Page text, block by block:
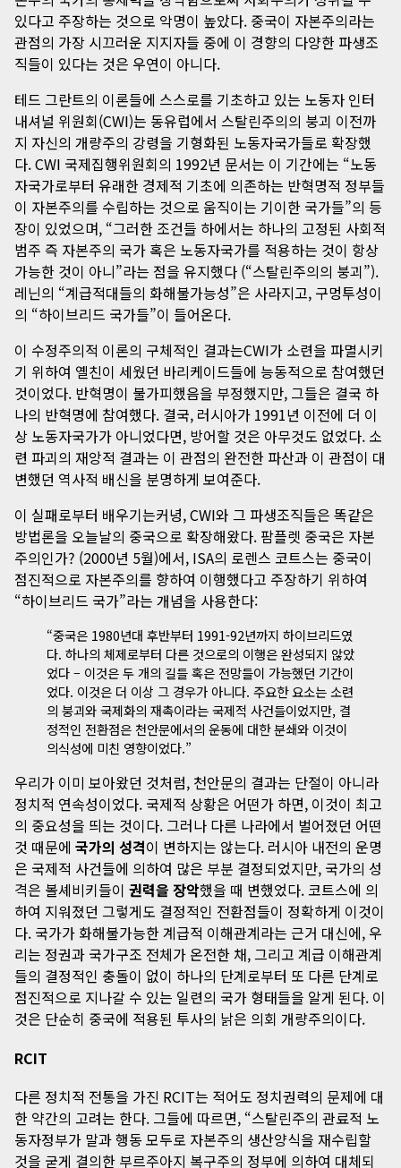
있다고 주장하는 것으로 악명이 높았다. 중국이 자본주의라는
관점의 가장 시끄러운 지지자들 중에 이 경향의 다양한 파생조
직들이 있다는 것은 우연이 아니다.
테드 그란트의 이론들에 스스로를 기초하고 있는 노동자 인터
내셔널 위원회(CWI)는 동유럽에서 스탈린주의의 붕괴 이전까
지 자신의 개량주의 강령을 기형화된 노동자국가들로 확장했
다. CWI 국제집행위원회의 1992년 문서는 이 기간에는 “노동
자국가로부터 유래한 경제적 기초에 의존하는 반혁명적 정부들
이 자본주의를 수립하는 것으로 움직이는 기이한 국가들”의 등
장이 있었으며, “그러한 조건들 하에서는 하나의 고정된 사회적
범주 즉 자본주의 국가 혹은 노동자국가를 적용하는 것이 항상
가능한 것이 아니”라는 점을 유지했다 (“스탈린주의의 붕괴”).
레닌의 “계급적대들의 화해불가능성”은 사라지고, 구멍투성이
의 “하이브리드 국가들”이 들어온다.
이 수정주의적 이론의 구체적인 결과는CWI가 소련을 파멸시키
기 위하여 옐친이 세웠던 바리케이드들에 능동적으로 참여했던
것이었다. 반혁명이 불가피했음을 부정했지만, 그들은 결국 하
나의 반혁명에 참여했다. 결국, 러시아가 1991년 이전에 더 이
상 노동자국가가 아니었다면, 방어할 것은 아무것도 없었다. 소
련 파괴의 재앙적 결과는 이 관점의 완전한 파산과 이 관점이 대
변했던 역사적 배신을 분명하게 보여준다.
이 실패로부터 배우기는커녕, CWI와 그 파생조직들은 똑같은
방법론을 오늘날의 중국으로 확장해왔다. 팜플렛 중국은 자본
주의인가? (2000년 5월)에서, ISA의 로렌스 코트스는 중국이
점진적으로 자본주의를 향하여 이행했다고 주장하기 위하여
“하이브리드 국가”라는 개념을 사용한다:
“중국은 1980년대 후반부터 1991-92년까지 하이브리드였
다. 하나의 체제로부터 다른 것으로의 이행은 완성되지 않았
었다 – 이것은 두 개의 길들 혹은 전망들이 가능했던 기간이
었다. 이것은 더 이상 그 경우가 아니다. 주요한 요소는 소련
의 붕괴와 국제화의 재촉이라는 국제적 사건들이었지만, 결
정적인 전환점은 천안문에서의 운동에 대한 분쇄와 이것이
의식성에 미친 영향이었다.”
우리가 이미 보아왔던 것처럼, 천안문의 결과는 단절이 아니라
정치적 연속성이었다. 국제적 상황은 어떤가 하면, 이것이 최고
의 중요성을 띄는 것이다. 그러나 다른 나라에서 벌어졌던 어떤
것 때문에 국가의 성격이 변하지는 않는다. 러시아 내전의 운명
은 국제적 사건들에 의하여 많은 부분 결정되었지만, 국가의 성
격은 볼셰비키들이 권력을 장악했을 때 변했었다. 코트스에 의
하여 지워졌던 그렇게도 결정적인 전환점들이 정확하게 이것이
다. 국가가 화해불가능한 계급적 이해관계라는 근거 대신에, 우
리는 정권과 국가구조 전체가 온전한 채, 그리고 계급 이해관계
들의 결정적인 충돌이 없이 하나의 단계로부터 또 다른 단계로
점진적으로 지나갈 수 있는 일련의 국가 형태들을 알게 된다. 이
것은 단순히 중국에 적용된 투사의 낡은 의회 개량주의이다.
RCIT
다른 정치적 전통을 가진 RCIT는 적어도 정치권력의 문제에 대
한 약간의 고려는 한다. 그들에 따르면, “스탈린주의 관료적 노
동자정부가 말과 행동 모두로 자본주의 생산양식을 재수립할
것을 굳게 결의한 부르주아지 복구주의 정부에 의하여 대체되